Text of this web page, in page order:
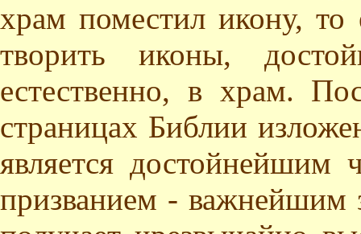
храм поместил икону,
творить иконы,
естественно, в храм.
страницах Библии
является достойнейшим
призванием - важнейшим